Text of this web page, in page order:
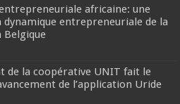
africaine: une
dynamique entrepreneuriale de la
Belgique
de la coopérative UNIT fait le
de l’application Uride